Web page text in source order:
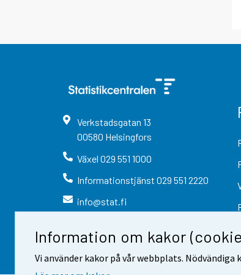
Information om kakor
Vi använder kakor på vår webbplats.
Verkstadsgatan 13
00580 Helsingfors
Växel 029 551 1000
Informationstjänst 029 551 2220
info@stat.fi